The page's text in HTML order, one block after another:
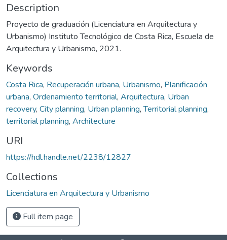
Description
Proyecto de graduación (Licenciatura en Arquitectura y
Urbanismo) Instituto Tecnológico de Costa Rica, Escuela de
Arquitectura y Urbanismo, 2021.
Keywords
Costa Rica, Recuperación urbana, Urbanismo, Planificación
urbana, Ordenamiento territorial, Arquitectura, Urban
recovery, City planning, Urban planning,Territorial planning,
territorial planning, Architecture
URI
https://hdl.handle.net/2238/12827
Collections
Licenciatura en Arquitectura y Urbanismo
Full item page